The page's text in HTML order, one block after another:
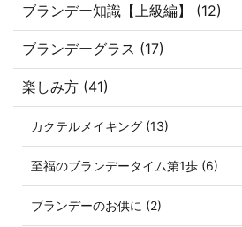
ブランデー知識【上級編】 (12)
ブランデーグラス (17)
楽しみ方 (41)
カクテルメイキング (13)
至福のブランデータイム第1歩 (6)
ブランデーのお供に (2)